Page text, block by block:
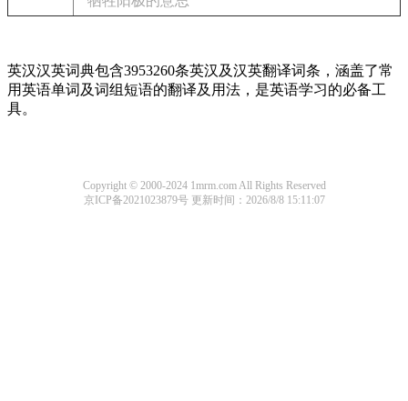
英汉汉英词典包含3953260条英汉及汉英翻译词条，涵盖了常
用英语单词及词组短语的翻译及用法，是英语学习的必备工
具。
Copyright © 2000-2024 1mrm.com All Rights Reserved
京ICP备2021023879号 更新时间：2026/8/8 15:11:07